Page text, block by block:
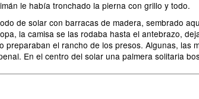
le había tronchado la pierna con grillo y todo.
de solar con barracas de madera, sembrado
la camisa se las rodaba hasta el antebrazo,
el rancho de los presos. Algunas, las
En el centro del solar una palmera solitaria